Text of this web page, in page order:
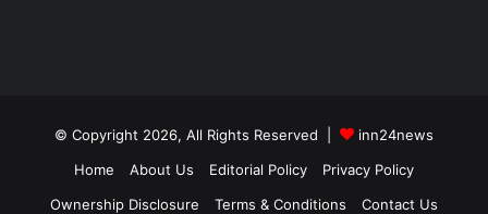
© Copyright 2026, All Rights Reserved |
inn24news
Home
About Us Editorial Policy
Privacy Policy
Ownership Disclosure
Terms & Conditions Contact Us